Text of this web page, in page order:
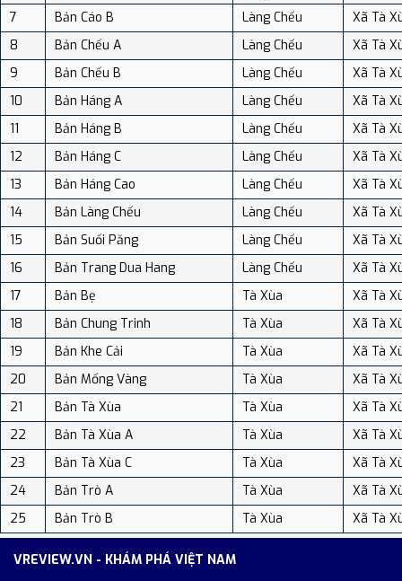
7
Bản Cáo B Làng Chếu
Xã Tà
8
Bản Chếu A Làng Chếu
Xã Tà
9
Bản Chếu B Làng Chếu
Xã Tà
10
Bản Háng A Làng Chếu
Xã Tà
11
Bản Háng B Làng Chếu
Xã Tà
12
Bản Háng C Làng Chếu
Xã Tà
13
Bản Háng Cao Làng Chếu
Xã Tà
14
Bản Làng Chếu Làng Chếu
Xã Tà
15
Bản Suối Păng Làng Chếu
Xã Tà
16
Bản Trang Dua Hang Làng Chếu
Xã Tà
17
Bản Bẹ Tà Xùa
Xã Tà
18
Bản Chung Trinh Tà Xùa
Xã Tà
19
Bản Khe Cải Tà Xùa
Xã Tà
20
Bản Mống Vàng Tà Xùa
Xã Tà
21
Bản Tà Xùa Tà Xùa
Xã Tà
22
Bản Tà Xùa A Tà Xùa
Xã Tà
23
Bản Tà Xùa C Tà Xùa
Xã Tà
24
Bản Trò A Tà Xùa
Xã Tà
25
Bản Trò B Tà Xùa Xã Tà
VREVIEW.VN - KHÁM PHÁ VIỆT NAM